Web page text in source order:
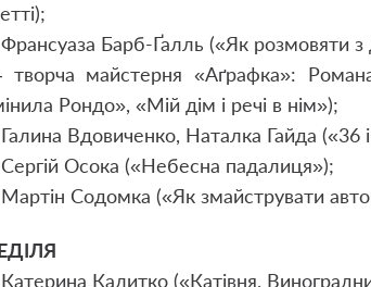
Барб-Ґалль («Як розмов­яти
творча майстерня «Аґрафка»:
Рондо», «Мій дім і речі в нім»);
Вдовиченко, Наталка Гайда («36 і
Осока («Небесна падалиця»);
Содомка («Як змайструвати
Калитко («Катівня.